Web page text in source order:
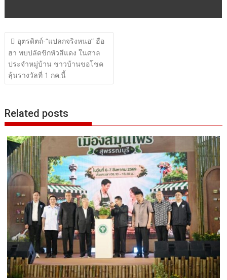
แนะแนว
เรื่อง
อุตรดิตถ์-“แปลกจริงหนอ” ฮือ
ฮา พบปลัดขิกหัวสีแดง ในศาล
ประจำหมู่บ้าน ชาวบ้านขอโชค
ลุ้นรางวัลที่ 1 กค.นี้
Related posts